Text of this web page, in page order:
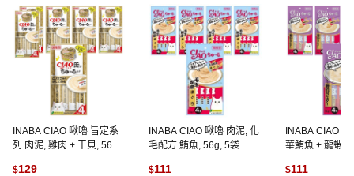
INABA CIAO 啾嚕 旨定系
列 肉泥, 雞肉 + 干貝, 56g,
$129
INABA CIAO 啾嚕 肉泥, 化
毛配方 鮪魚, 56g, 5袋
$111
INABA CIAO 啾
華鮪魚 + 龍蝦,
$111